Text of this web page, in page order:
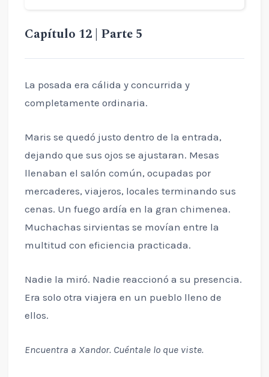
Capítulo 12 | Parte 5
La posada era cálida y concurrida y
completamente ordinaria.
Maris se quedó justo dentro de la entrada,
dejando que sus ojos se ajustaran. Mesas
llenaban el salón común, ocupadas por
mercaderes, viajeros, locales terminando sus
cenas. Un fuego ardía en la gran chimenea.
Muchachas sirvientas se movían entre la
multitud con eficiencia practicada.
Nadie la miró. Nadie reaccionó a su presencia.
Era solo otra viajera en un pueblo lleno de
ellos.
Encuentra a Xandor. Cuéntale lo que viste.